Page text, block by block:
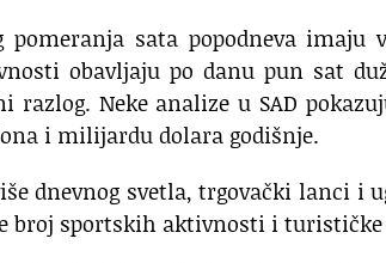
pomeranja sata popodneva imaju
obavljaju po danu pun sat
razlog. Neke analize u SAD
i milijardu dolara godišnje.
dnevnog svetla, trgovački lanci i
broj sportskih aktivnosti i turističke